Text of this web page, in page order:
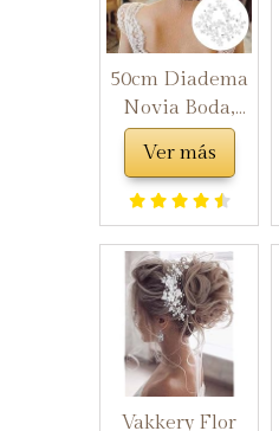
50cm Diadema
Novia Boda,
Tocados de Pelo
Cristal con
Perlas Bridal
Hair Vine Joyas
para el Cabello,
Adornos para el
Pelo, Plata
Novias
Accesorios para
Boda Fiesta
Velada
Ver más
Vakkery Flor